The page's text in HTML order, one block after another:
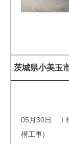
茨城県小美玉
05月30日 Ｉ
構工事)